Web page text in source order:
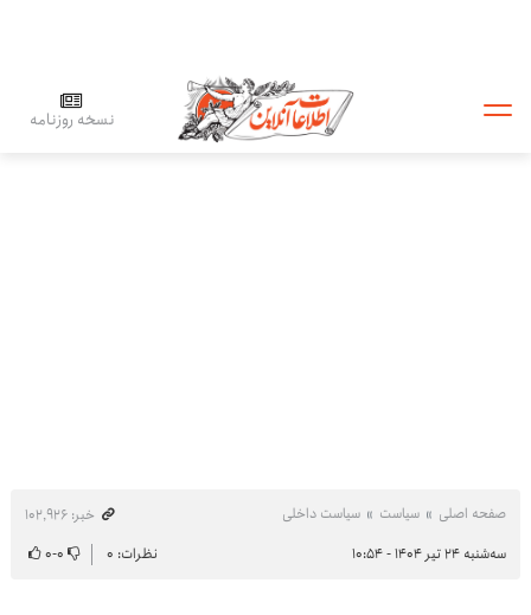
نسخه روزنامه
صفحه اصلی سیاست سیاست داخلی
خبر: ۱۰۲٬۹۲۶
سه‌شنبه ۲۴ تیر ۱۴۰۴ - ۱۰:۵۴
نظرات: ۰ ۰-۰